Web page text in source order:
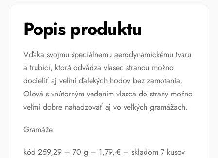
Popis produktu
Vďaka svojmu špeciálnemu aerodynamickému tvaru
a trubici, ktorá odvádza vlasec stranou možno
docieliť aj veľmi ďalekých hodov bez zamotania.
Olová s vnútorným vedením vlasca do strany možno
veľmi dobre nahadzovať aj vo veľkých gramážach.
Gramáže:
kód 259,29 – 70 g – 1,79,-€ – skladom 7 kusov